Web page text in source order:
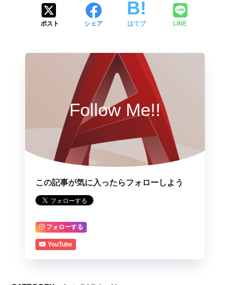
ポスト シェア はてブ LINE
Follow Me!!
この記事が気に入ったらフォローしよう
フォローする
YouTube